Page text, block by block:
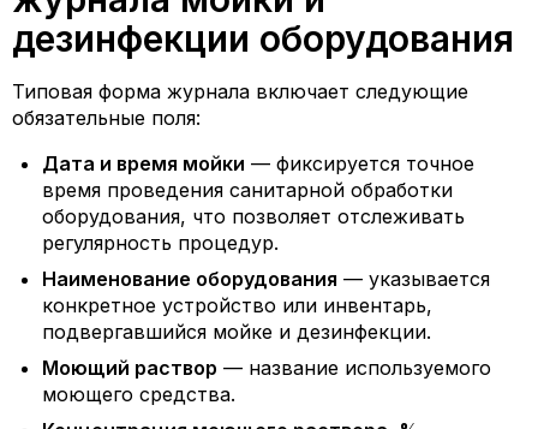
дезинфекции оборудования
Типовая форма журнала включает следующие
обязательные поля:
Дата и время мойки — фиксируется точное
время проведения санитарной обработки
оборудования, что позволяет отслеживать
регулярность процедур.
Наименование оборудования — указывается
конкретное устройство или инвентарь,
подвергавшийся мойке и дезинфекции.
Моющий раствор — название используемого
моющего средства.